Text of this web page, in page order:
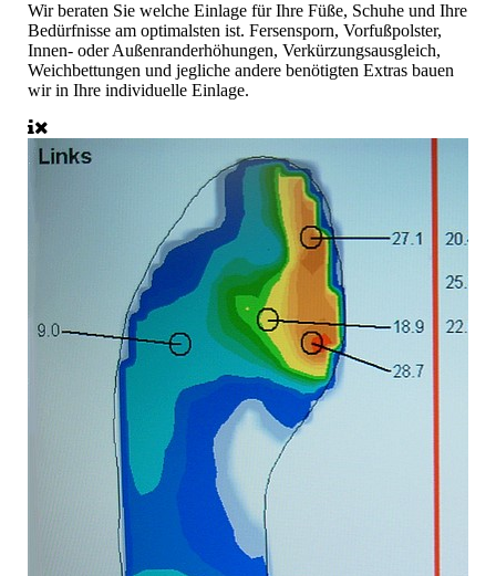
Wir beraten Sie welche Einlage für Ihre Füße, Schuhe und Ihre
Bedürfnisse am optimalsten ist. Fersensporn, Vorfußpolster,
Innen- oder Außenranderhöhungen, Verkürzungsausgleich,
Weichbettungen und jegliche andere benötigten Extras bauen
wir in Ihre individuelle Einlage.